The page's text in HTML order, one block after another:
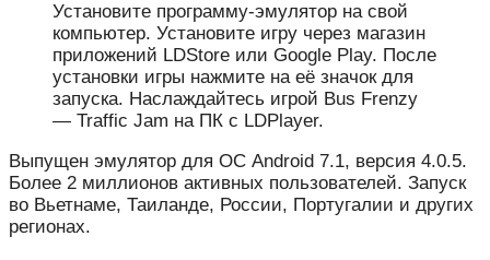
Установите программу-эмулятор на свой
компьютер. Установите игру через магазин
приложений LDStore или Google Play. После
установки игры нажмите на её значок для
запуска. Наслаждайтесь игрой Bus Frenzy
— Traffic Jam на ПК с LDPlayer.
Выпущен эмулятор для ОС Android 7.1, версия 4.0.5.
Более 2 миллионов активных пользователей. Запуск
во Вьетнаме, Таиланде, России, Португалии и других
регионах.